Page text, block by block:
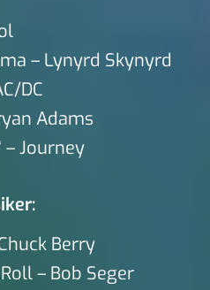
– Lynyrd Skynyrd
DC
Adams
– Journey
Berry
– Bob Seger